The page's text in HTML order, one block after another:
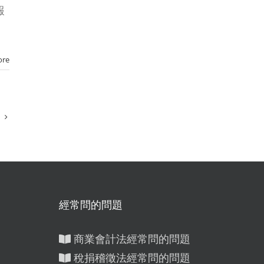
經常問的問題
商業會計法經常問的問題
稅捐稽徵法經常問的問題